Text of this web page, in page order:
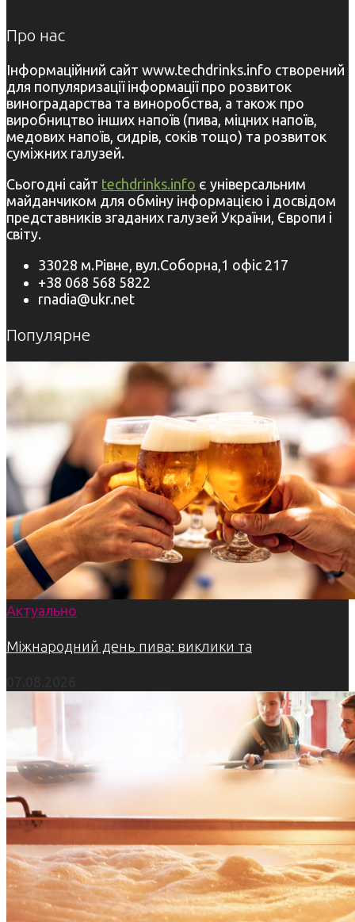
Про нас
Інформаційний сайт www.techdrinks.info створений
для популяризації інформації про розвиток
виноградарства та виноробства, а також про
виробництво інших напоїв (пива, міцних напоїв,
медових напоїв, сидрів, соків тощо) та розвиток
суміжних галузей.
Сьогодні сайт techdrinks.info є універсальним
майданчиком для обміну інформацією і досвідом
представників згаданих галузей України, Європи і
світу.
33028 м.Рівне, вул.Соборна,1 офіс 217
+38 068 568 5822
rnadia@ukr.net
Популярне
Актуально
Міжнародний день пива: виклики та